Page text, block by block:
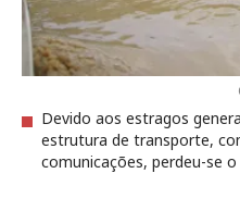
Devido aos estragos
estrutura de transporte,
comunicações, perdeu-se